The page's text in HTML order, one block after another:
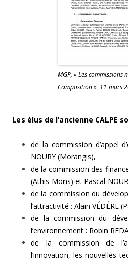
MGP, « Les commissions
Composition », 11 mars
Les élus de l’ancienne CALPE
de la commission d’appel
NOURY (Morangis),
de la commission des
(Athis-Mons) et Pascal
de la commission du
l’attractivité : Alain VÉDÈRE
de la commission du
l’environnement : Robin
de la commission de
l’innovation, les nouvelles